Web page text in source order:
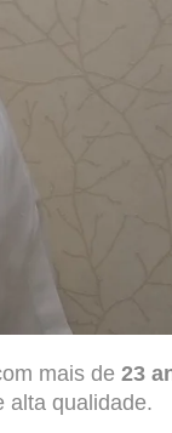
mais de 23
alta qualidade.